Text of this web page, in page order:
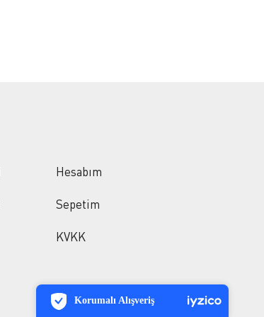
Korumalı Alışveriş
7/24 Canlı Destek
iyzico Korumalı Alışveriş
Hesabım
Sepetim
KVKK